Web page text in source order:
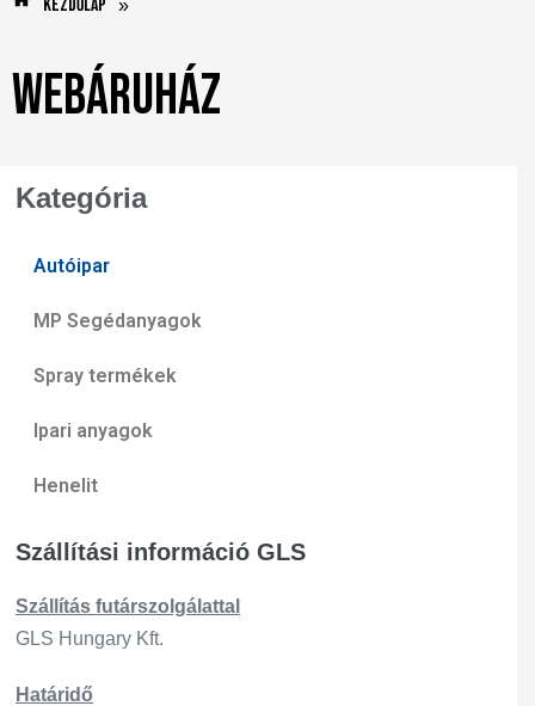
Kezdőlap »
Webáruház
Kategória
Autóipar
MP Segédanyagok
Spray termékek
Ipari anyagok
Henelit
Szállítási információ GLS
Szállítás futárszo lgálattal
GLS Hungary Kft.
Határidő